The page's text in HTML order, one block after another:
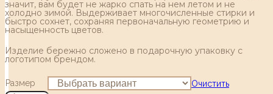
значит, вам будет не жарко спать на нем летом и не
холодно зимой. Выдерживает многочисленные стирки и
быстро сохнет, сохраняя первоначальную геометрию и
насыщенность цветов.
Изделие бережно сложено в подарочную упаковку с
логотипом брендом.
Размер Очистить